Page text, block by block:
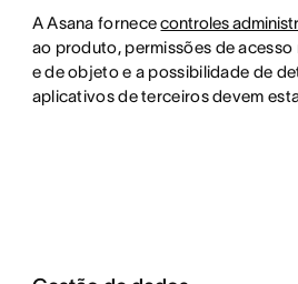
A Asana fornececontroles
ao produto, permissões de acesso
e de objeto e a possibilidade de
aplicativos de terceiros devem